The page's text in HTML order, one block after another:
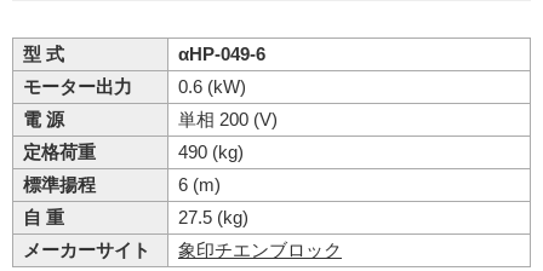
型 式
αHP-049-6
モーター出力
0.6 (kW)
電 源
単相 200 (V)
定格荷重
490 (kg)
標準揚程
6 (m)
自 重
27.5 (kg)
メーカーサイト
象印チエンブロック